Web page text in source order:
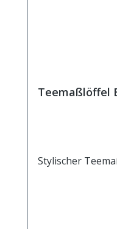
Teemaßlöffel
Stylischer